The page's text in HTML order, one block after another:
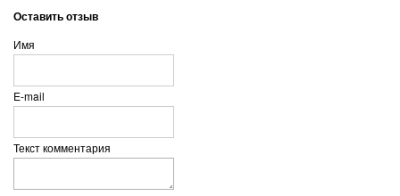
Оставить отзыв
Имя
E-mail
Текст комментария